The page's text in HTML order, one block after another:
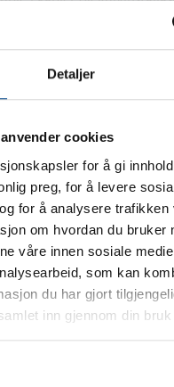
Detaljer
cookies
for å gi
preg, for å levere
for å analysere trafikken
om hvordan du bruker
våre innen sosiale
som kan
du har gjort
inn gjennom din bruk
hvordan det gjøres – med